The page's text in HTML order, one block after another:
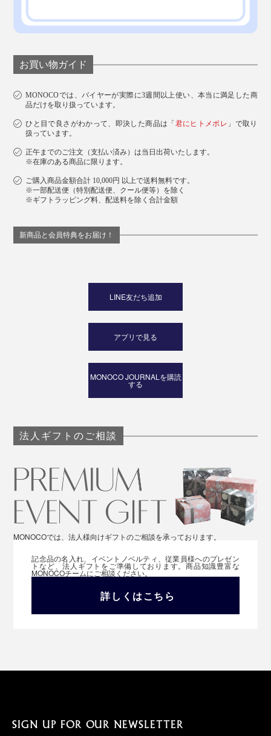
お買い物ガイド
MONOCOでは、バイヤーが実際に3週間以上使い、本当に満足した商
品だけを取り扱っています。
ひと目で良さがわかって、即決した商品は「 君にヒトメボレ 」で取り
扱っています。
正午までのご注文（支払い済み）は当日出荷いたします。
※在庫のある商品に限ります。
ご購入商品金額合計 10,000円 以上で送料無料です。
※一部配送便（特別配送便、クール便等）を除く
※ギフトラッピング料、配送料を除く合計金額
新商品と会員特典をお届け！
LINE友だち追加
アプリで見る
MONOCO JOURNALを購読
する
法人ギフトのご相談
MONOCOでは、法人様向けギフトのご相談を承っております。
記念品の名入れ、イベントノベルティ、従業員様へのプレゼン
トなど、法人ギフトをご準備しております。商品知識豊富な
MONOCOチームにご相談ください。
詳しくはこちら
SIGN UP FOR OUR NEWSLETTER